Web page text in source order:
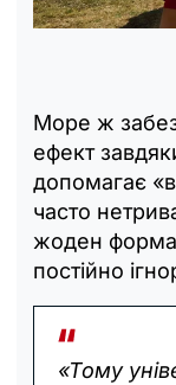
Море ж
ефект
допомагає
часто
жоден
постійно
«Тому